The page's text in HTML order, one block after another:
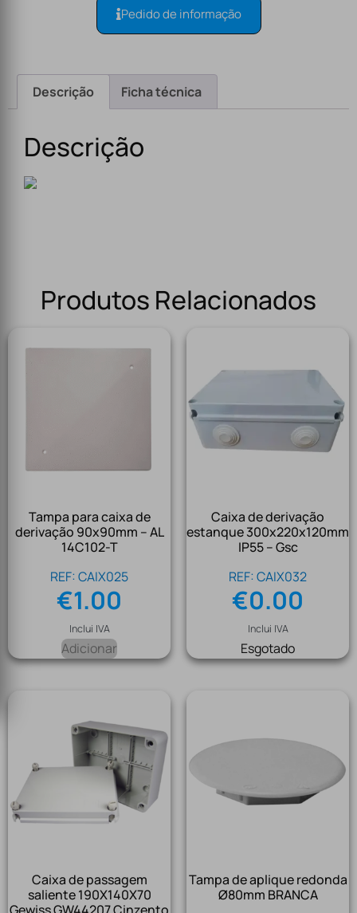
Pedido de informação
Descrição Ficha técnica
Descrição
Produtos Relacionados
Tampa para caixa de
derivação 90x90mm – AL
14C102-T
REF: CAIX025
€1.00
Inclui IVA
Adicionar
Caixa de derivação
estanque 300x220x120mm
IP55 – Gsc
REF: CAIX032
€0.00
Inclui IVA
Esgotado
Caixa de passagem
saliente 190X140X70
Tampa de aplique redonda
Ø80mm BRANCA